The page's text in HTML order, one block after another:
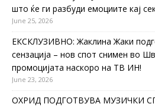
што ќе ги разбуди емоциите кај
June 25, 2026
ЕКСКЛУЗИВНО: Жаклина Жаки
сензација – нов спот снимен во
промоцијата наскоро на ТВ ИН!
June 23, 2026
ОХРИД ПОДГОТВУВА МУЗИЧКИ